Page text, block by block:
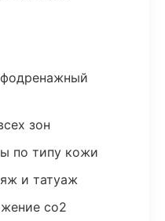
зон
по типу кожи
и татуаж
co2